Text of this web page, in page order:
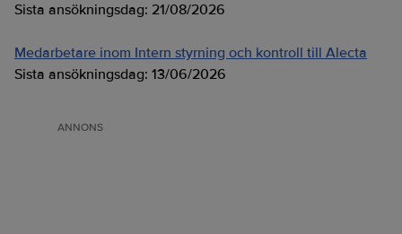
Sista ansökningsdag: 21/08/2026
Medarbetare inom Intern styrning och kontroll till Alecta
Sista ansökningsdag: 13/06/2026
ANNONS